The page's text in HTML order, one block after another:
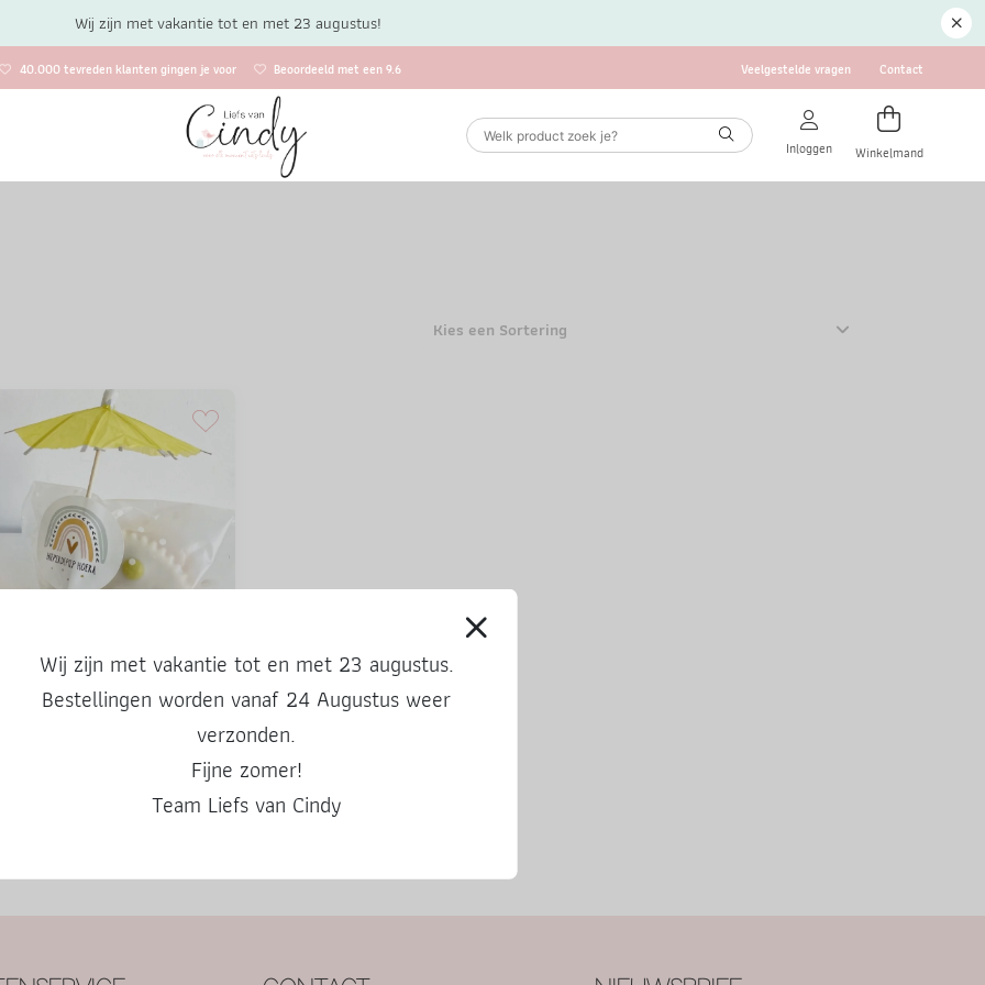
40.000 tevreden klanten gingen je voor Beoordeeld met een 9.6 Veelgestelde vragen Contact
Inloggen Winkelmand
Kies een Sortering
zakjes met stip | 10 stuks
Wij zijn met vakantie tot en met 23 augustus!
Wij zijn met vakantie tot en met 23 augustus.
Bestellingen worden vanaf 24 Augustus weer
verzonden.
Fijne zomer!
Team Liefs van Cindy